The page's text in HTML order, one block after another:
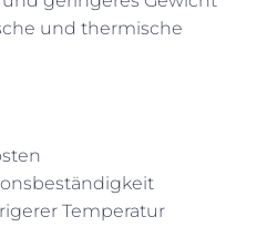
und thermische
Temperatur